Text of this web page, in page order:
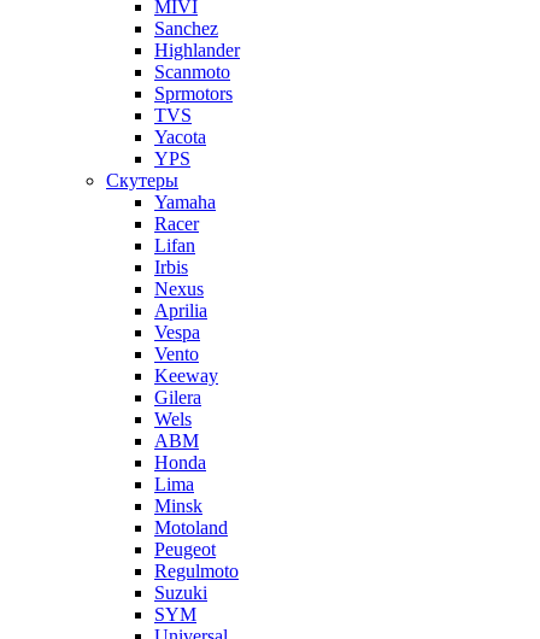
MIVI
Sanchez
Highlander
Scanmoto
Sprmotors
TVS
Yacota
YPS
Скутеры
Yamaha
Racer
Lifan
Irbis
Nexus
Aprilia
Vespa
Vento
Keeway
Gilera
Wels
ABM
Honda
Lima
Minsk
Motoland
Peugeot
Regulmoto
Suzuki
SYM